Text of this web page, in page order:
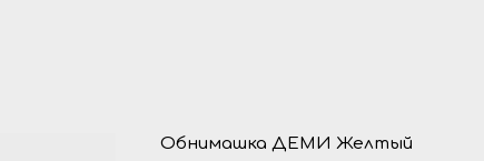
Обнимашка ДЕМИ Желтый